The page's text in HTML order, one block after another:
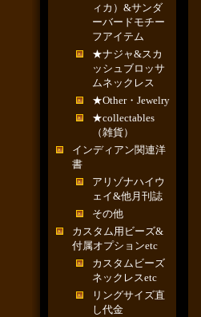
ィカ）&サンダ
ーバードモチー
フアイテム
★ナジャ&スカ
ッシュブロッサ
ムネックレス
★Other・Jewelry
★collectables
（雑貨）
インディアン関連洋
書
アリゾナハイウ
ェイ&他月刊誌
その他
カスタム用ビーズ&
付属オプションetc
カスタムビーズ
ネックレスetc
リングサイズ直
し代金